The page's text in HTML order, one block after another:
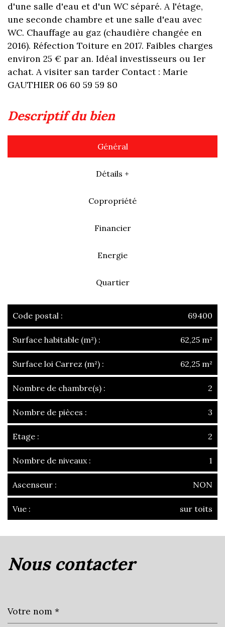
d'une salle d'eau et d'un WC séparé. A l'étage,
une seconde chambre et une salle d'eau avec
WC. Chauffage au gaz (chaudière changée en
2016). Réfection Toiture en 2017. Faibles charges
environ 25 € par an. Idéal investisseurs ou 1er
achat. A visiter san tarder Contact : Marie
GAUTHIER 06 60 59 59 80
descriptif du bien
Général
Détails +
Copropriété
Financier
Energie
Quartier
Code postal : 69400
Surface habitable (m²) : 62,25 m²
Surface loi Carrez (m²) : 62,25 m²
Nombre de chambre(s) : 2
Nombre de pièces : 3
Etage : 2
Nombre de niveaux : 1
Ascenseur : NON
Vue : sur toits
nous contacter